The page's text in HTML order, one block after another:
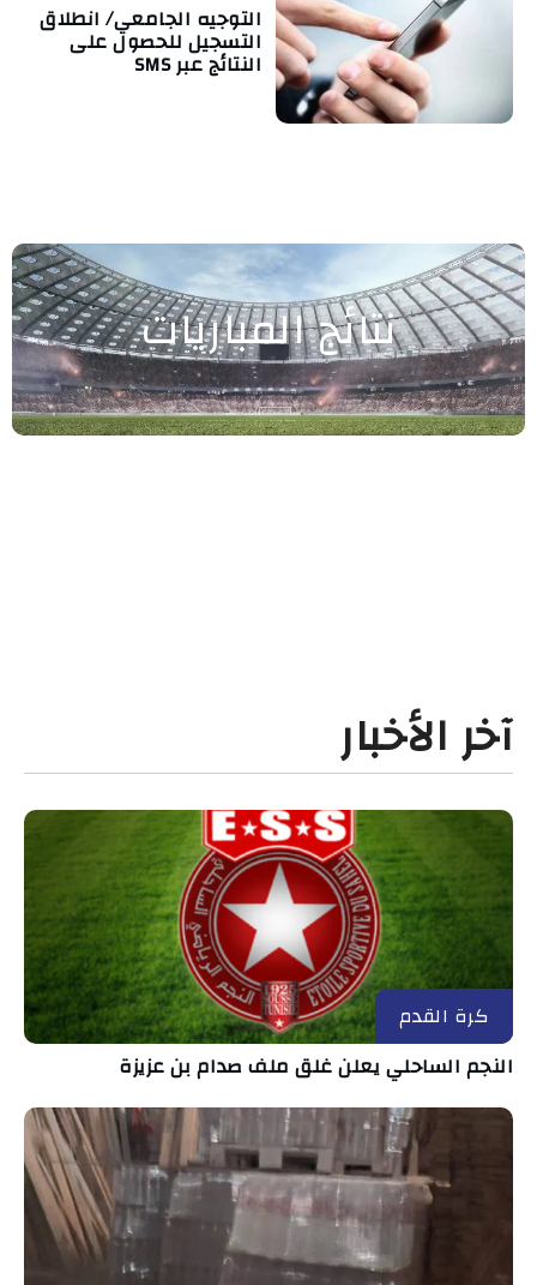
التوجيه الجامعي/ انطلاق
التسجيل للحصول على
النتائج عبر SMS
نتائج المباريات
آخر الأخبار
كرة القدم
النجم الساحلي يعلن غلق ملف صدام بن عزيزة